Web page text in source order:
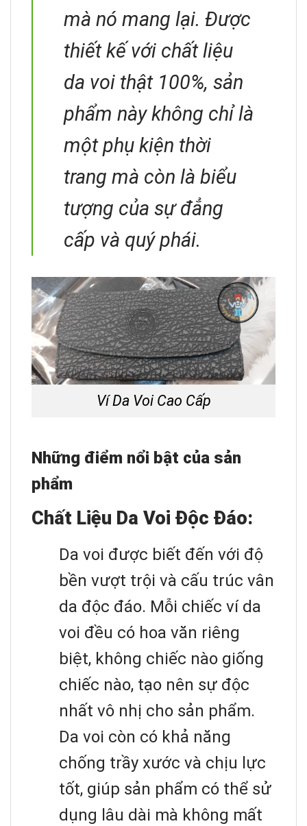
mà nó mang lại. Được
thiết kế với chất liệu
da voi thật 100%, sản
phẩm này không chỉ là
một phụ kiện thời
trang mà còn là biểu
tượng của sự đẳng
cấp và quý phái.
Ví Da Voi Cao Cấp
Những điểm nổi bật của sản
phẩm
Chất Liệu Da Voi Độc Đáo:
Da voi được biết đến với độ
bền vượt trội và cấu trúc vân
da độc đáo. Mỗi chiếc ví da
voi đều có hoa văn riêng
biệt, không chiếc nào giống
chiếc nào, tạo nên sự độc
nhất vô nhị cho sản phẩm.
Da voi còn có khả năng
chống trầy xước và chịu lực
tốt, giúp sản phẩm có thể sử
dụng lâu dài mà không mất